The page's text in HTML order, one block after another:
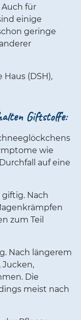
für
einige
geringe
(DSH),
Giftstoffe:
wie
auf eine
Nach
zum Teil
Nach längerem
Jucken,
Die
meist nach